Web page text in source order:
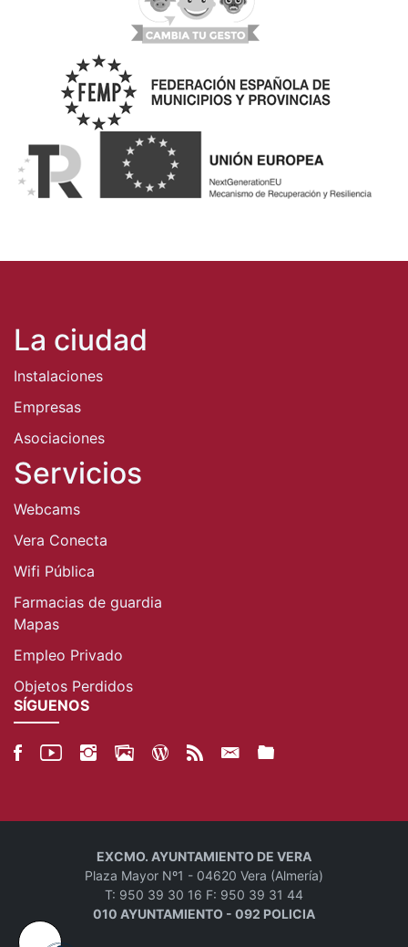
La ciudad
Instalaciones
Empresas
Asociaciones
Servicios
Webcams
Vera Conecta
Wifi Pública
Farmacias de guardia
Mapas
Empleo Privado
Objetos Perdidos
SÍGUENOS
EXCMO. AYUNTAMIENTO DE VERA
Plaza Mayor Nº1 - 04620 Vera (Almería)
T: 950 39 30 16 F: 950 39 31 44
010 AYUNTAMIENTO - 092 POLICIA